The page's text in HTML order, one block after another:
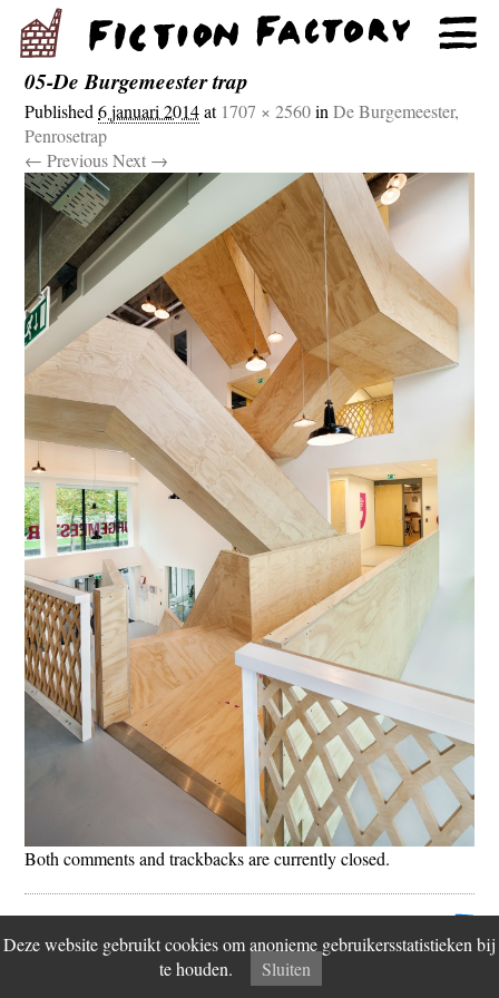
Deze website gebruikt cookies om anonieme gebruikersstatistieken bij
te houden.
Sluiten
05-De Burgemeester trap
Published6 januari 2014at 1707 × 2560inDe Burgemeester,
Penrosetrap
← Previous Next →
Both comments and trackbacks are currently closed.